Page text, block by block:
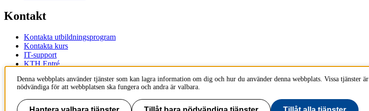
Kontakt
Kontakta utbildningsprogram
Kontakta kurs
IT-support
KTH Entré
KTH
100 44 Stockholm
+46 8 790 60 00
Denna webbplats använder tjänster som kan lagra information om dig och hur du använder denna webbplats. Vissa tjänster är
nödvändiga för att webbplatsen ska fungera och andra är valbara.